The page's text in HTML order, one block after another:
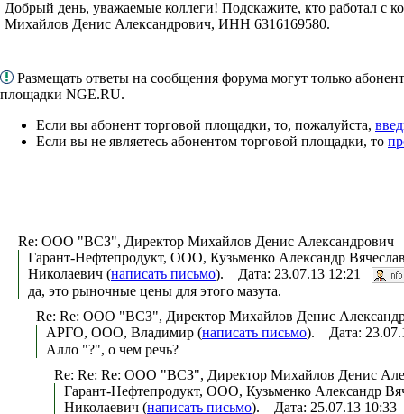
Добрый день, уважаемые коллеги! Подскажите, кто работал
Михайлов Денис Александрович, ИНН 6316169580.
Размещать ответы на сообщения форума могут только
площадки NGE.RU.
Если вы абонент торговой площадки, то, пожалуйста,
Если вы не являетесь абонентом торговой площадки, то
Re: ООО "ВСЗ", Директор Михайлов Денис Александрович
Гарант-Нефтепродукт, ООО, Кузьменко Александр
Николаевич (написать письмо). Дата: 23.07.13 12:21
да, это рыночные цены для этого мазута.
Re: Re: ООО "ВСЗ", Директор Михайлов Денис
АРГО, ООО, Владимир (написать письмо). Дата:
Алло "?", о чем речь?
Re: Re: Re: ООО "ВСЗ", Директор Михайлов Денис
Гарант-Нефтепродукт, ООО, Кузьменко Александр
Николаевич (написать письмо). Дата: 25.07.13